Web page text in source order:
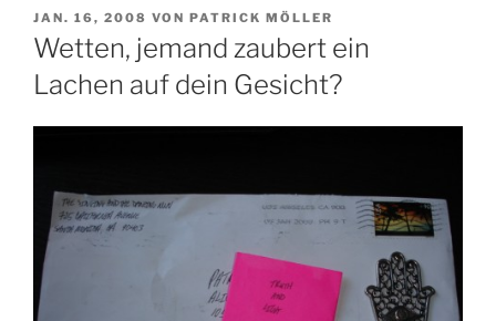
VERÖFFENTLICHT
AM
JAN. 16, 2008 VON PATRICK MÖLLER
Wetten, jemand zaubert ein
Lachen auf dein Gesicht?